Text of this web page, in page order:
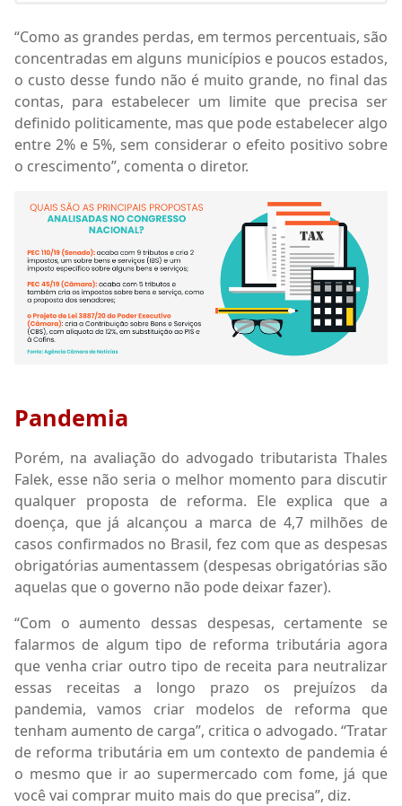
“Como as grandes perdas, em termos percentuais, são
concentradas em alguns municípios e poucos estados,
o custo desse fundo não é muito grande, no final das
contas, para estabelecer um limite que precisa ser
definido politicamente, mas que pode estabelecer algo
entre 2% e 5%, sem considerar o efeito positivo sobre
o crescimento”, comenta o diretor.
Pandemia
Porém, na avaliação do advogado tributarista Thales
Falek, esse não seria o melhor momento para discutir
qualquer proposta de reforma. Ele explica que a
doença, que já alcançou a marca de 4,7 milhões de
casos confirmados no Brasil, fez com que as despesas
obrigatórias aumentassem (despesas obrigatórias são
aquelas que o governo não pode deixar fazer).
“Com o aumento dessas despesas, certamente se
falarmos de algum tipo de reforma tributária agora
que venha criar outro tipo de receita para neutralizar
essas receitas a longo prazo os prejuízos da
pandemia, vamos criar modelos de reforma que
tenham aumento de carga”, critica o advogado. “Tratar
de reforma tributária em um contexto de pandemia é
o mesmo que ir ao supermercado com fome, já que
você vai comprar muito mais do que precisa”, diz.